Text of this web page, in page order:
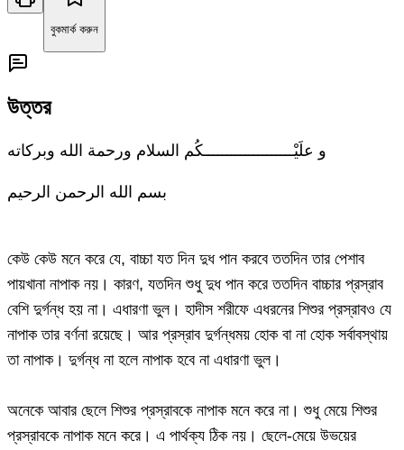
বুকমার্ক করুন
উত্তর
و علَيْــــــــــــــــــــكُم السلام ورحمة الله وبركاته
بسم الله الرحمن الرحيم
কেউ কেউ মনে করে যে, বাচ্চা যত দিন দুধ পান করবে ততদিন তার পেশাব
পায়খানা নাপাক নয়। কারণ, যতদিন শুধু দুধ পান করে ততদিন বাচ্চার প্রস্রাব
বেশি দুর্গন্ধ হয় না। এধারণা ভুল। হাদীস শরীফে এধরনের শিশুর প্রস্রাবও যে
নাপাক তার বর্ণনা রয়েছে। আর প্রস্রাব দুর্গন্ধময় হোক বা না হোক সর্বাবস্থায়
তা নাপাক। দুর্গন্ধ না হলে নাপাক হবে না এধারণা ভুল।
অনেকে আবার ছেলে শিশুর প্রস্রাবকে নাপাক মনে করে না। শুধু মেয়ে শিশুর
প্রস্রাবকে নাপাক মনে করে। এ পার্থক্য ঠিক নয়। ছেলে-মেয়ে উভয়ের